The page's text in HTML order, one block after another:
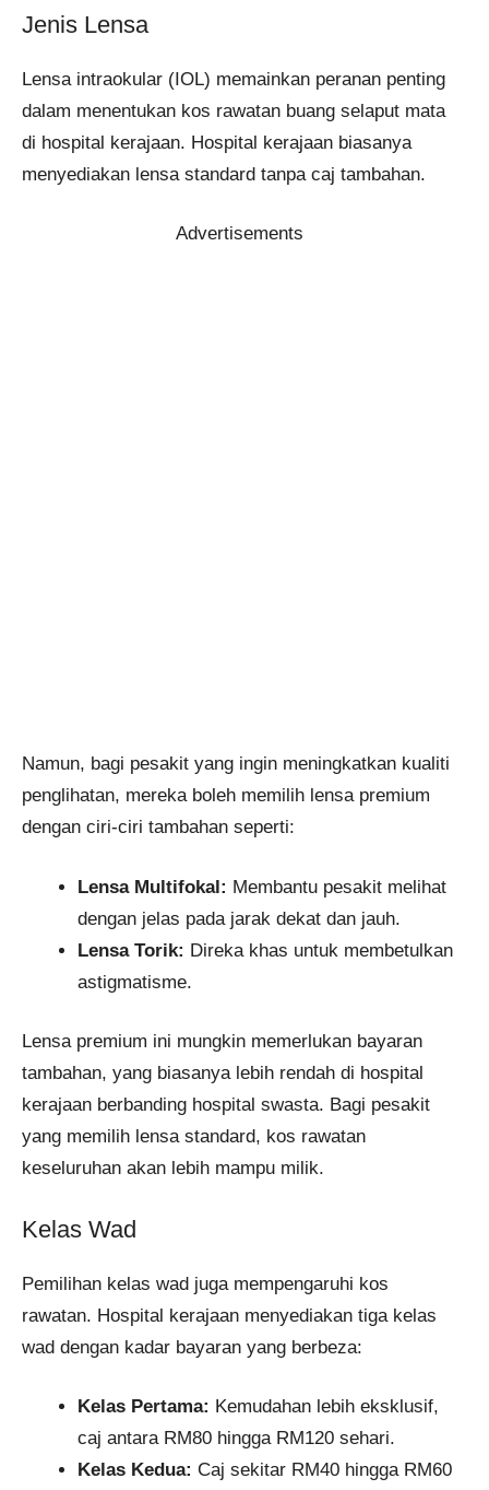
Jenis Lensa
Lensa intraokular (IOL) memainkan peranan penting
dalam menentukan kos rawatan buang selaput mata
di hospital kerajaan. Hospital kerajaan biasanya
menyediakan lensa standard tanpa caj tambahan.
Advertisements
Namun, bagi pesakit yang ingin meningkatkan kualiti
penglihatan, mereka boleh memilih lensa premium
dengan ciri-ciri tambahan seperti:
Lensa Multifokal: Membantu pesakit melihat
dengan jelas pada jarak dekat dan jauh.
Lensa Torik: Direka khas untuk membetulkan
astigmatisme.
Lensa premium ini mungkin memerlukan bayaran
tambahan, yang biasanya lebih rendah di hospital
kerajaan berbanding hospital swasta. Bagi pesakit
yang memilih lensa standard, kos rawatan
keseluruhan akan lebih mampu milik.
Kelas Wad
Pemilihan kelas wad juga mempengaruhi kos
rawatan. Hospital kerajaan menyediakan tiga kelas
wad dengan kadar bayaran yang berbeza:
Kelas Pertama: Kemudahan lebih eksklusif,
caj antara RM80 hingga RM120 sehari.
Kelas Kedua: Caj sekitar RM40 hingga RM60